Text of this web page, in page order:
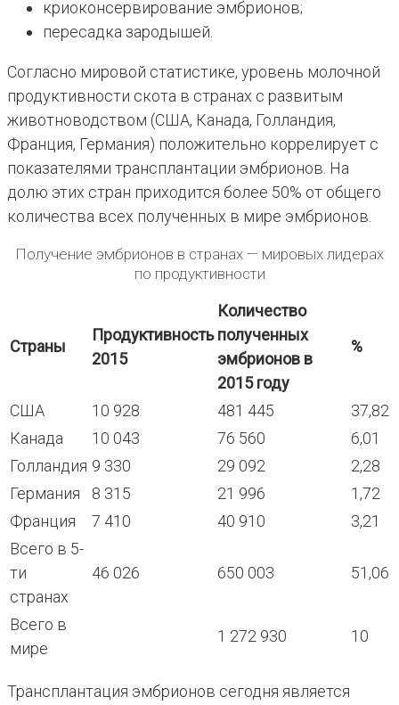
криоконсервирование эмбрионов;
пересадка зародышей.
Согласно мировой статистике, уровень молочной
продуктивности скота в странах с развитым
животноводством (США, Канада, Голландия,
Франция, Германия) положительно коррелирует с
показателями трансплантации эмбрионов. На
долю этих стран приходится более 50% от общего
количества всех полученных в мире эмбрионов.
Получение эмбрионов в странах — мировых лидерах
по продуктивности
Страны
Продуктивность
2015
Количество
полученных
эмбрионов в
2015 году
%
США 10 928 481 445
37,82
Канада
10 043 76 560
6,01
Голландия 9 330 29 092
2,28
Германия
8 315 21 996
1,72
Франция
7 410 40 910
3,21
Всего в 5-
ти
странах
46 026 650 003 51,06
Всего в
мире
1 272 930 10
Трансплантация эмбрионов сегодня является